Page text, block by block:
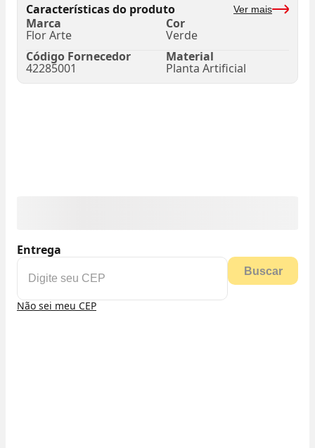
Características do produto Ver mais
Marca
Flor Arte
Cor
Verde
Código Fornecedor
42285001
Material
Planta Artificial
Entrega
Buscar
Não sei meu CEP